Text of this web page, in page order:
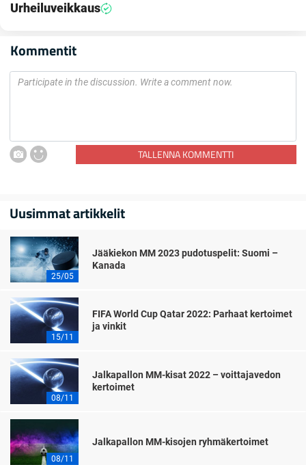
Urheiluveikkaus
Kommentit
TALLENNA KOMMENTTI
Uusimmat artikkelit
25/05
Jääkiekon MM 2023 pudotuspelit: Suomi –
Kanada
15/11
FIFA World Cup Qatar 2022: Parhaat kertoimet
ja vinkit
08/11
Jalkapallon MM-kisat 2022 – voittajavedon
kertoimet
08/11
Jalkapallon MM-kisojen ryhmäkertoimet